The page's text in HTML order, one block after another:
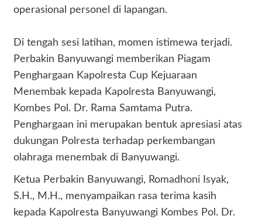
operasional personel di lapangan.
​Di tengah sesi latihan, momen istimewa terjadi.
Perbakin Banyuwangi memberikan Piagam
Penghargaan Kapolresta Cup Kejuaraan
Menembak kepada Kapolresta Banyuwangi,
Kombes Pol. Dr. Rama Samtama Putra.
Penghargaan ini merupakan bentuk apresiasi atas
dukungan Polresta terhadap perkembangan
olahraga menembak di Banyuwangi.
​Ketua Perbakin Banyuwangi, Romadhoni Isyak,
S.H., M.H., menyampaikan rasa terima kasih
kepada Kapolresta Banyuwangi Kombes Pol. Dr.